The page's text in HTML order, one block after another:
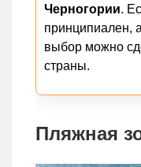
Черногории.
принципиален,
выбор можно
страны.
Пляжная